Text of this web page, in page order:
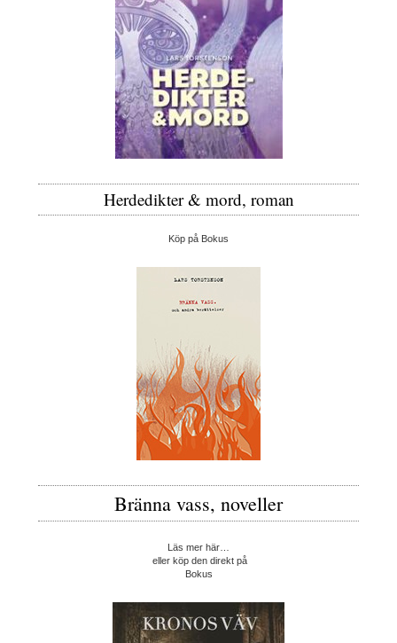
Herdedikter & mord, roman
Köp på Bokus
Bränna vass, noveller
Läs mer här…
eller köp den direkt på
Bokus